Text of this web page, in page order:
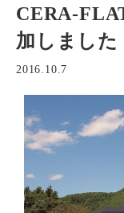
会社概要 沿革
採用情報
瓦猫
CERA-
加しました
2016.10.7